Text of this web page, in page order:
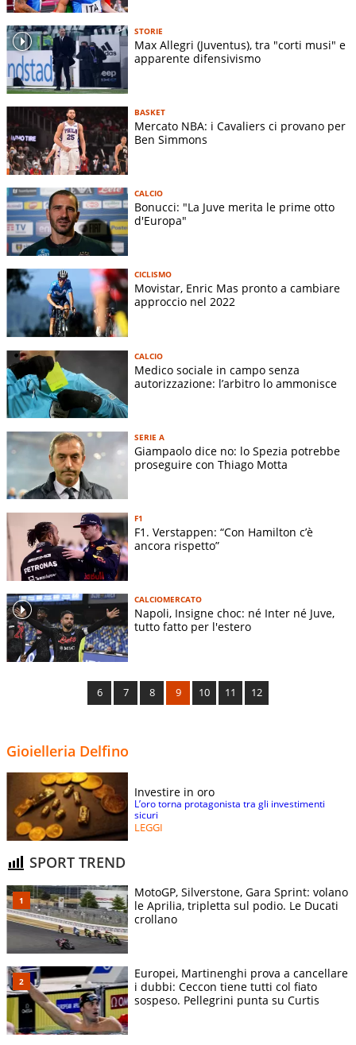
STORIE
Max Allegri (Juventus), tra "corti musi" e
apparente difensivismo
BASKET
Mercato NBA: i Cavaliers ci provano per
Ben Simmons
CALCIO
Bonucci: "La Juve merita le prime otto
d'Europa"
CICLISMO
Movistar, Enric Mas pronto a cambiare
approccio nel 2022
CALCIO
Medico sociale in campo senza
autorizzazione: l’arbitro lo ammonisce
SERIE A
Giampaolo dice no: lo Spezia potrebbe
proseguire con Thiago Motta
F1
F1. Verstappen: “Con Hamilton c’è
ancora rispetto”
CALCIOMERCATO
Napoli, Insigne choc: né Inter né Juve,
tutto fatto per l'estero
6 7 8 9 10 11 12
Gioielleria Delfino
Investire in oro
L’oro torna protagonista tra gli investimenti
sicuri
LEGGI
SPORT TREND
MotoGP, Silverstone, Gara Sprint: volano
le Aprilia, tripletta sul podio. Le Ducati
crollano
Europei, Martinenghi prova a cancellare
i dubbi: Ceccon tiene tutti col fiato
sospeso. Pellegrini punta su Curtis